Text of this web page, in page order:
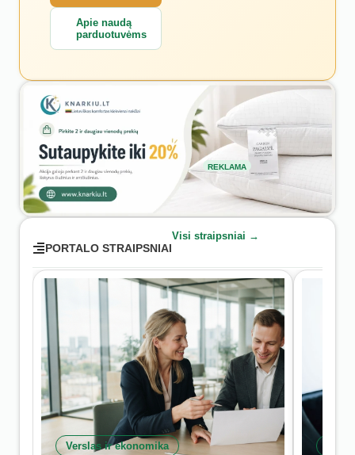
Apie naudą
parduotuvėms
REKLAMA
PORTALO STRAIPSNIAI
Visi straipsniai →
Verslas ir ekonomika